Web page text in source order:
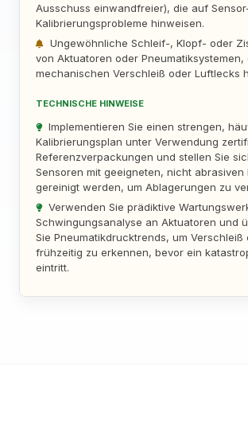
Ausschuss einwandfreier), die auf
Kalibrierungsprobleme hinweisen.
Ungewöhnliche Schleif-, Klopf- oder
von Aktuatoren oder Pneumatiksystemen,
mechanischen Verschleiß oder Luftlecks
TECHNISCHE HINWEISE
Implementieren Sie einen strengen,
Kalibrierungsplan unter Verwendung
Referenzverpackungen und stellen Sie
Sensoren mit geeigneten, nicht abrasiven
gereinigt werden, um Ablagerungen zu
Verwenden Sie prädiktive
Schwingungsanalyse an Aktuatoren und
Sie Pneumatikdrucktrends, um Verschleiß
frühzeitig zu erkennen, bevor ein
eintritt.